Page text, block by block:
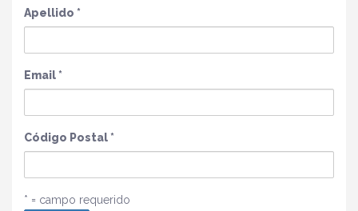
Apellido *
Email*
Código Postal*
* = campo requerido